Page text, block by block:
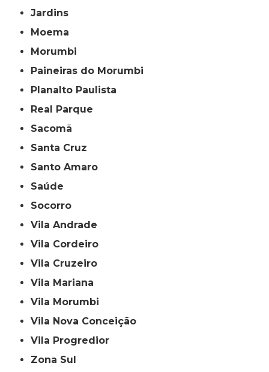
Jardins
Moema
Morumbi
Paineiras do Morumbi
Planalto Paulista
Real Parque
Sacomã
Santa Cruz
Santo Amaro
Saúde
Socorro
Vila Andrade
Vila Cordeiro
Vila Cruzeiro
Vila Mariana
Vila Morumbi
Vila Nova Conceição
Vila Progredior
Zona Sul